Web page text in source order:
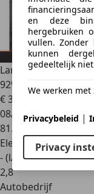
Land Rover
92% | 20inch |
€ 32.500
08/2023
81.515 km
Elektro/Benzine
- (l/100 km)
2,8
Autobedrijf
en deze
hergebruiken
vullen. Zonder
kunnen
gedeeltelijk
We werken
Privacybeleid |
Privacy